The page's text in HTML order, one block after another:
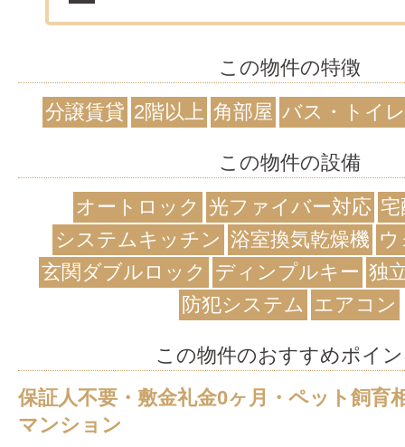
この物件の特徴
分譲賃貸 2階以上 角部屋 バス・トイ
この物件の設備
オートロック
光ファイバー対応
システムキッチン 浴室換気乾燥機
玄関ダブルロック
ディンプルキー 独
防犯システム エアコン
この物件のおすすめポイ
保証人不要・敷金礼金0ヶ月・ペット飼育
マンション